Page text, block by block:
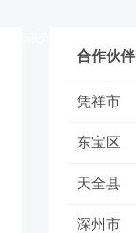
合作伙伴
凭祥市
东宝区
天全县
深州市